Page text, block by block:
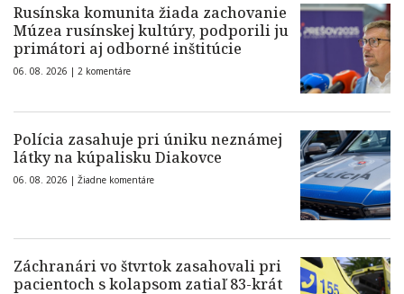
Rusínska komunita žiada zachovanie
Múzea rusínskej kultúry, podporili ju
primátori aj odborné inštitúcie
06. 08. 2026 | 2 komentáre
Polícia zasahuje pri úniku neznámej
látky na kúpalisku Diakovce
06. 08. 2026 | Žiadne komentáre
Záchranári vo štvrtok zasahovali pri
pacientoch s kolapsom zatiaľ 83-krát